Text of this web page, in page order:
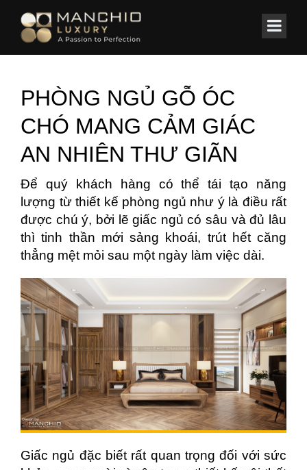
Home/Tin Tức & Sự Kiện
PHÒNG NGỦ GỖ ÓC
CHÓ MANG CẢM GIÁC
AN NHIÊN THƯ GIÃN
Để quý khách hàng có thể tái tạo năng
lượng từ thiết kế phòng ngủ như ý là điều rất
được chú ý, bởi lẽ giấc ngủ có sâu và đủ lâu
thì tinh thần mới sảng khoái, trút hết căng
thẳng mệt mỏi sau một ngày làm việc dài.
Giấc ngủ đặc biết rất quan trọng đối với sức